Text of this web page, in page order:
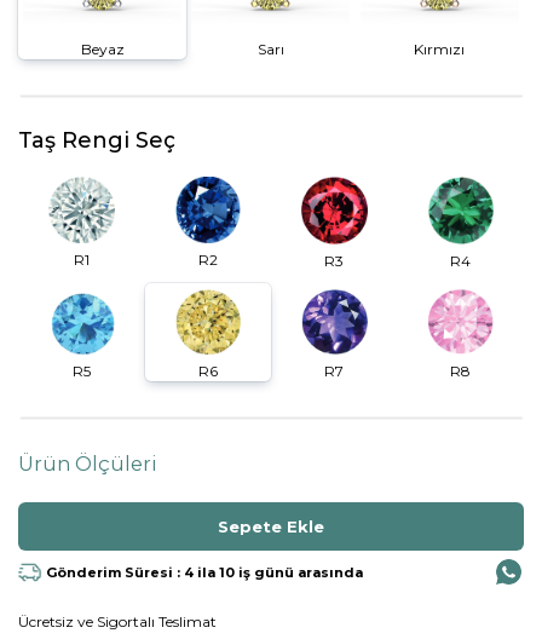
Beyaz Sarı Kırmızı
Taş Rengi Seç
R1 R2 R3 R4
R5 R6 R7 R8
Ürün Ölçüleri
Gönderim Süresi : 4 ila 10 iş günü arasında
Ücretsiz ve Sigortalı Teslimat